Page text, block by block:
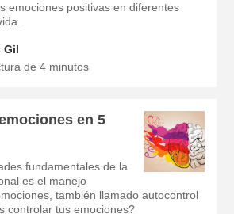
emociones positivas en diferentes
Gil
de 4 minutos
en 5
fundamentales de la
es el manejo
también llamado autocontrol
controlar tus emociones?